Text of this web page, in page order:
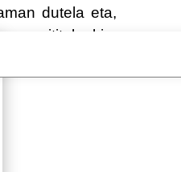
dutela eta,